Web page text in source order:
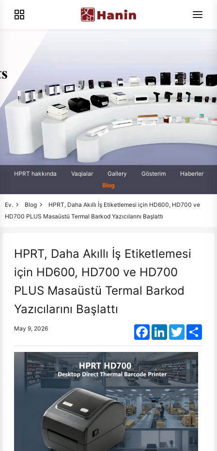
HPRT hakkında Vaqialar Gallery Gösterim
Haberler
Blog
Ev. Blog
HPRT, Daha Akıllı İş Etiketlemesi için HD600, HD700 ve
HD700 PLUS Masaüstü Termal Barkod Yazıcılarını Başlattı
HPRT, Daha Akıllı İş Etiketlemesi
için HD600, HD700 ve HD700
PLUS Masaüstü Termal Barkod
Yazıcılarını Başlattı
May 9, 2026 FacebookLinkedInTwitter